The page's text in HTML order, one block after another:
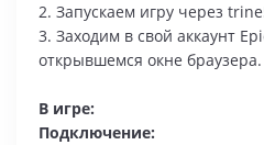
2. Запускаем игру через
3. Заходим в свой аккаунт
открывшемся окне браузера.
В игре:
Подключение: